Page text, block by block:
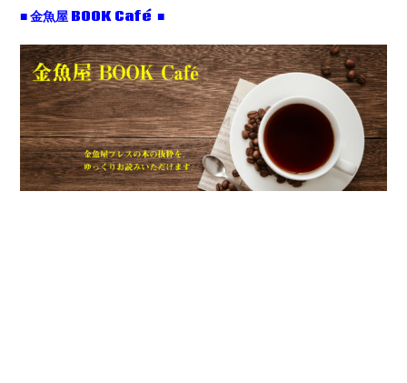
■ 金魚屋 BOOK Café ■